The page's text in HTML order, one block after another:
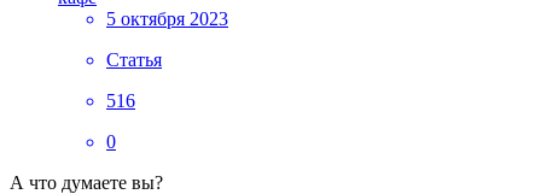
5 октября 2023
Статья
516
0
А что думаете вы?